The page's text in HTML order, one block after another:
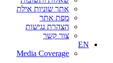
אתר שוניות אילת
מפת אתר
הצהרת נגישות
צור קשר
EN
Media Coverage